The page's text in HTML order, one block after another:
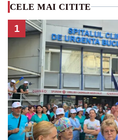
CELE MAI CITITE
1